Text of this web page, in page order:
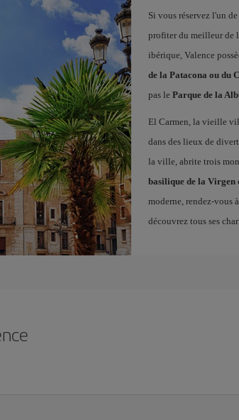
Si vous réservez l'un
profiter du meilleur de
ibérique, Valence
de la Patacona ou du
pas le Parque de la
El Carmen, la vieille
dans des lieux de
la ville, abrite trois
basilique de la Virgen
moderne, rendez-vous
découvrez tous ses